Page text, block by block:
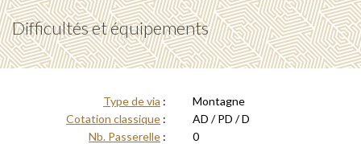
Difficultés et équipements
Type de via :
Montagne
Cotation classique :
AD / PD / D
Nb. Passerelle :
0